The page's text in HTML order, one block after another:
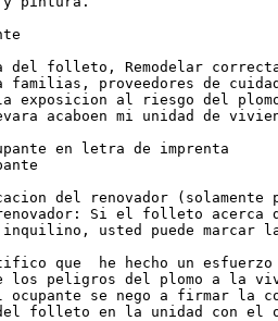
del folleto, Remodelar
familias, proveedores de
exposicion al riesgo del
acaboen mi unidad de
en letra de imprenta
del renovador (solamente
Si el folleto acerca
usted puede marcar
que  he hecho un
los peligros del plomo a la
ocupante se nego a firmar la
folleto en la unidad con el